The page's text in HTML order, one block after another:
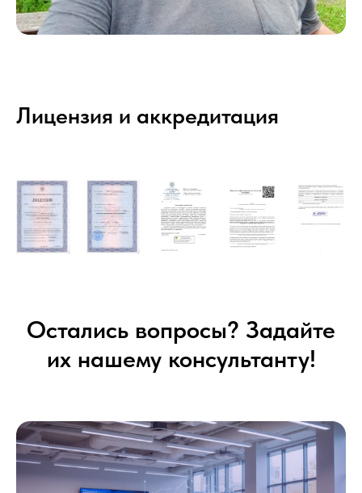
Лицензия и аккредитация
Остались вопросы? Задайте
их нашему консультанту!